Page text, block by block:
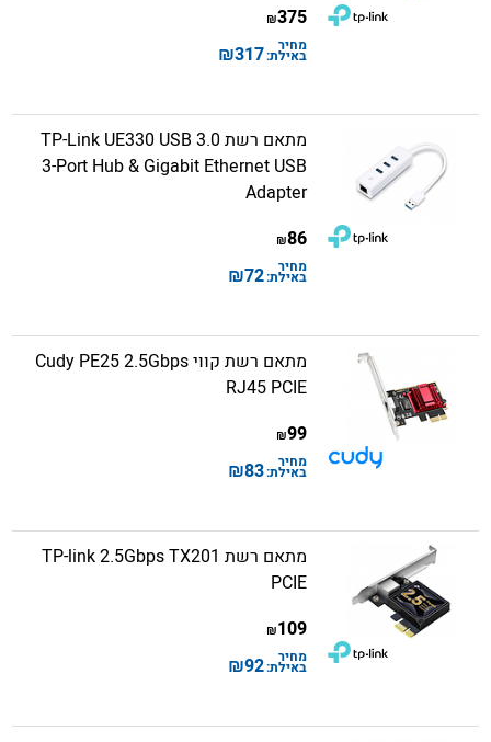
375
₪
מחיר
באילת:317
₪
מתאם רשת TP-Link UE330 USB 3.0
3-Port Hub & Gigabit Ethernet USB
Adapter
86
₪
מחיר
באילת:72
₪
מתאם רשת קווי Cudy PE25 2.5Gbps
RJ45 PCIE
99
₪
מחיר
באילת:83
₪
מתאם רשת TP-link 2.5Gbps TX201
PCIE
109
₪
מחיר
באילת:92
₪